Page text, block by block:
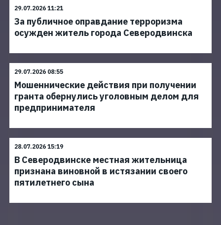
29.07.2026 11:21
За публичное оправдание терроризма
осужден житель города Северодвинска
29.07.2026 08:55
Мошеннические действия при получении
гранта обернулись уголовным делом для
предпринимателя
28.07.2026 15:19
В Северодвинске местная жительница
признана виновной в истязании своего
пятилетнего сына